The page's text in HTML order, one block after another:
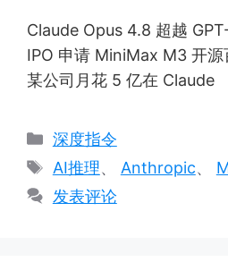
Claude Opus 4.8 超越
IPO 申请 MiniMax M3 开
某公司月花 5 亿在 Claude
分
类
深度指令
标
签
AI推理、 Anthropic、
发表评论